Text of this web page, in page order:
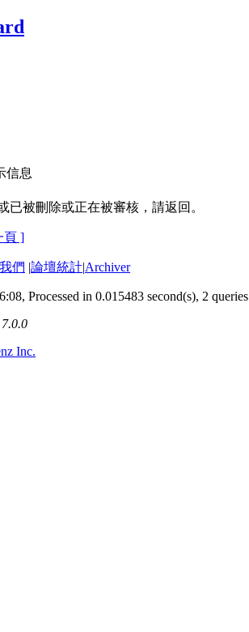
信息
已被刪除或正在被審核，請返回。
頁 ]
們 |論壇統計|Archiver
Processed in 0.015483 second(s), 2 queries
7.0.0
Inc.